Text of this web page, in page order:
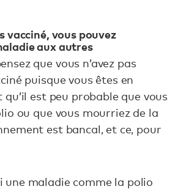
vacciné, vous pouvez
aux autres
que vous n’avez pas
puisque vous êtes en
est peu probable que vous
ou que vous mourriez de la
est bancal, et ce, pour
une maladie comme la polio